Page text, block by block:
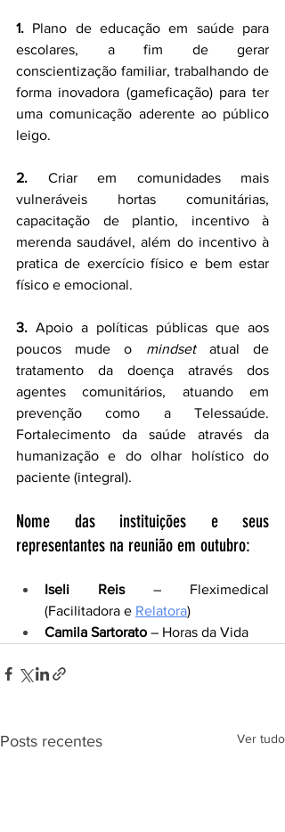
1. Plano de educação em saúde para
escolares, a fim de gerar
conscientização familiar, trabalhando de
forma inovadora (gameficação) para ter
uma comunicação aderente ao público
leigo.
2. Criar em comunidades mais
vulneráveis hortas comunitárias,
capacitação de plantio, incentivo à
merenda saudável, além do incentivo à
pratica de exercício físico e bem estar
físico e emocional.
3. Apoio a políticas públicas que aos
poucos mude o mindset atual de
tratamento da doença através dos
agentes comunitários, atuando em
prevenção como a Telessaúde.
Fortalecimento da saúde através da
humanização e do olhar holístico do
paciente (integral).
Nome das instituições e seus
representantes na reunião em outubro:
Iseli Reis – Fleximedical
(Facilitadora e Relatora)
Camila Sartorato – Horas da Vida
Posts recentes Ver tudo